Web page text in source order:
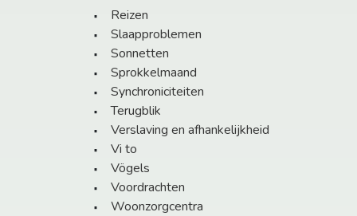
Reizen
Slaapproblemen
Sonnetten
Sprokkelmaand
Synchroniciteiten
Terugblik
Verslaving en afhankelijkheid
Vi to
Vögels
Voordrachten
Woonzorgcentra